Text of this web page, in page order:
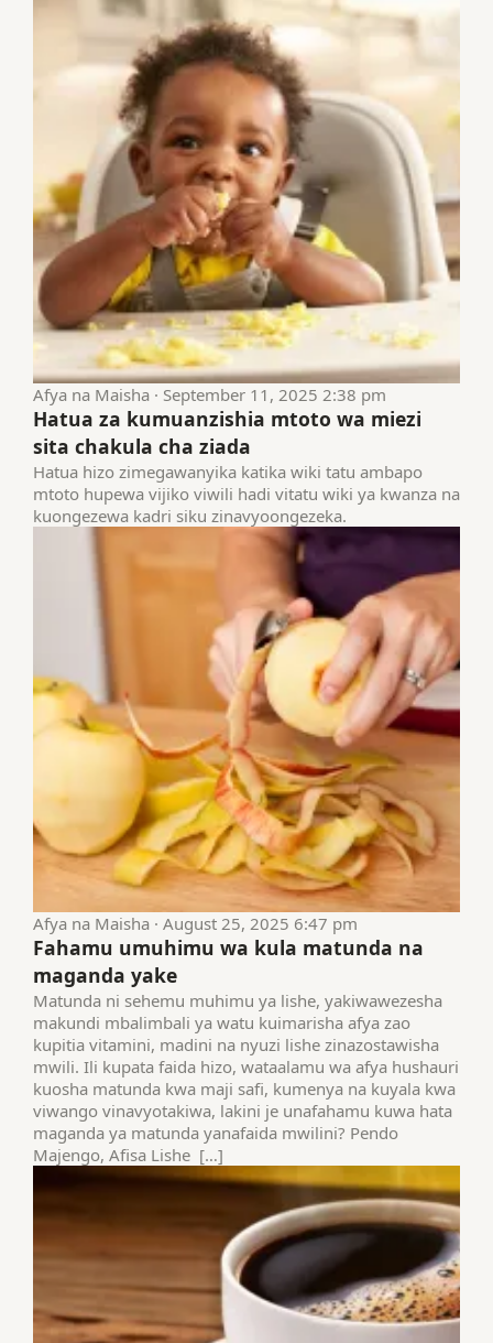
Afya na Maisha · September 11, 2025 2:38 pm
Hatua za kumuanzishia mtoto wa miezi
sita chakula cha ziada
Hatua hizo zimegawanyika katika wiki tatu ambapo
mtoto hupewa vijiko viwili hadi vitatu wiki ya kwanza na
kuongezewa kadri siku zinavyoongezeka.
Afya na Maisha · August 25, 2025 6:47 pm
Fahamu umuhimu wa kula matunda na
maganda yake
Matunda ni sehemu muhimu ya lishe, yakiwawezesha
makundi mbalimbali ya watu kuimarisha afya zao
kupitia vitamini, madini na nyuzi lishe zinazostawisha
mwili. Ili kupata faida hizo, wataalamu wa afya hushauri
kuosha matunda kwa maji safi, kumenya na kuyala kwa
viwango vinavyotakiwa, lakini je unafahamu kuwa hata
maganda ya matunda yanafaida mwilini? Pendo
Majengo, Afisa Lishe […]